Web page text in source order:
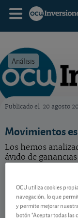
Análisis
Publicado el 20 agosto
Movimientos
Los hemos
ávido de
GB0009895292
07/08/2026 Londres
OCU utiliza cookies
navegación, lo que
y permite mejorar
botón "Aceptar todas las